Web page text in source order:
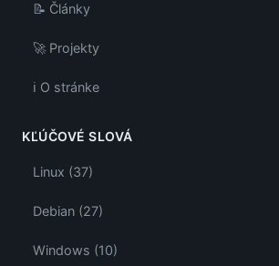
📝 Články
🚀 Projekty
ℹ️ O stránke
KĽÚČOVÉ SLOVÁ
Linux (37)
Debian (27)
Windows (10)